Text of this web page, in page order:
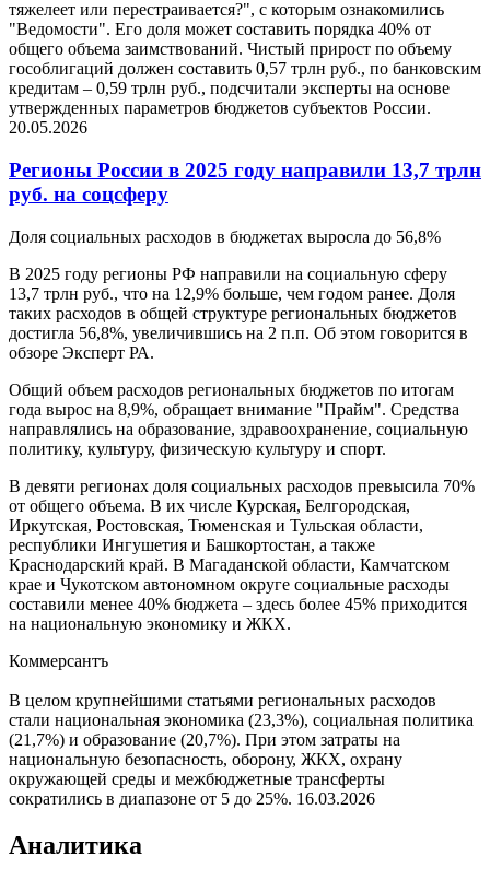
тяжелеет или перестраивается?", с которым ознакомились
"Ведомости". Его доля может составить порядка 40% от
общего объема заимствований. Чистый прирост по объему
гособлигаций должен составить 0,57 трлн руб., по банковским
кредитам – 0,59 трлн руб., подсчитали эксперты на основе
утвержденных параметров бюджетов субъектов России.
20.05.2026
Регионы России в 2025 году направили 13,7 трлн
руб. на соцсферу
Доля социальных расходов в бюджетах выросла до 56,8%
В 2025 году регионы РФ направили на социальную сферу
13,7 трлн руб., что на 12,9% больше, чем годом ранее. Доля
таких расходов в общей структуре региональных бюджетов
достигла 56,8%, увеличившись на 2 п.п. Об этом говорится в
обзоре Эксперт РА.
Общий объем расходов региональных бюджетов по итогам
года вырос на 8,9%, обращает внимание "Прайм". Средства
направлялись на образование, здравоохранение, социальную
политику, культуру, физическую культуру и спорт.
В девяти регионах доля социальных расходов превысила 70%
от общего объема. В их числе Курская, Белгородская,
Иркутская, Ростовская, Тюменская и Тульская области,
республики Ингушетия и Башкортостан, а также
Краснодарский край. В Магаданской области, Камчатском
крае и Чукотском автономном округе социальные расходы
составили менее 40% бюджета – здесь более 45% приходится
на национальную экономику и ЖКХ.
Коммерсантъ
В целом крупнейшими статьями региональных расходов
стали национальная экономика (23,3%), социальная политика
(21,7%) и образование (20,7%). При этом затраты на
национальную безопасность, оборону, ЖКХ, охрану
окружающей среды и межбюджетные трансферты
сократились в диапазоне от 5 до 25%. 16.03.2026
Аналитика